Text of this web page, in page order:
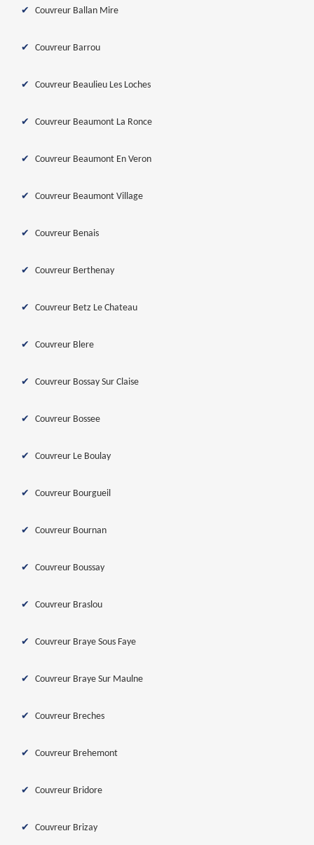
Couvreur Ballan Mire
Couvreur Barrou
Couvreur Beaulieu Les Loches
Couvreur Beaumont La Ronce
Couvreur Beaumont En Veron
Couvreur Beaumont Village
Couvreur Benais
Couvreur Berthenay
Couvreur Betz Le Chateau
Couvreur Blere
Couvreur Bossay Sur Claise
Couvreur Bossee
Couvreur Le Boulay
Couvreur Bourgueil
Couvreur Bournan
Couvreur Boussay
Couvreur Braslou
Couvreur Braye Sous Faye
Couvreur Braye Sur Maulne
Couvreur Breches
Couvreur Brehemont
Couvreur Bridore
Couvreur Brizay